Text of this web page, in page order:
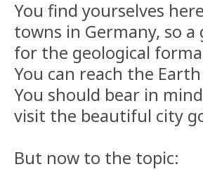
You find yourselves
towns in Germany, so
for the geological
You can reach the
You should bear in
visit the beautiful city
But now to the topic: